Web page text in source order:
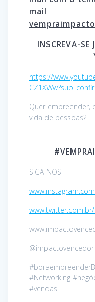
mail
INSCREVA-SE
https://
Quer empreender,
vida de
SIGA-NOS
@impactovencedor
#Networking
#vendas